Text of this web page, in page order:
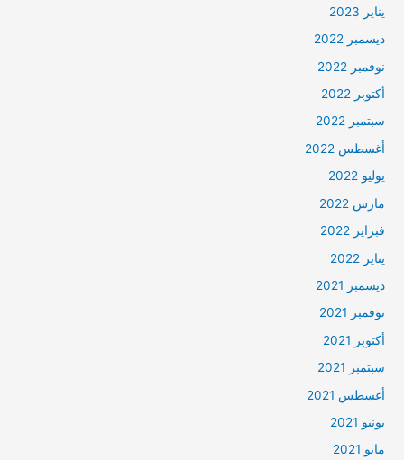
يناير 2023
ديسمبر 2022
نوفمبر 2022
أكتوبر 2022
سبتمبر 2022
أغسطس 2022
يوليو 2022
مارس 2022
فبراير 2022
يناير 2022
ديسمبر 2021
نوفمبر 2021
أكتوبر 2021
سبتمبر 2021
أغسطس 2021
يونيو 2021
مايو 2021